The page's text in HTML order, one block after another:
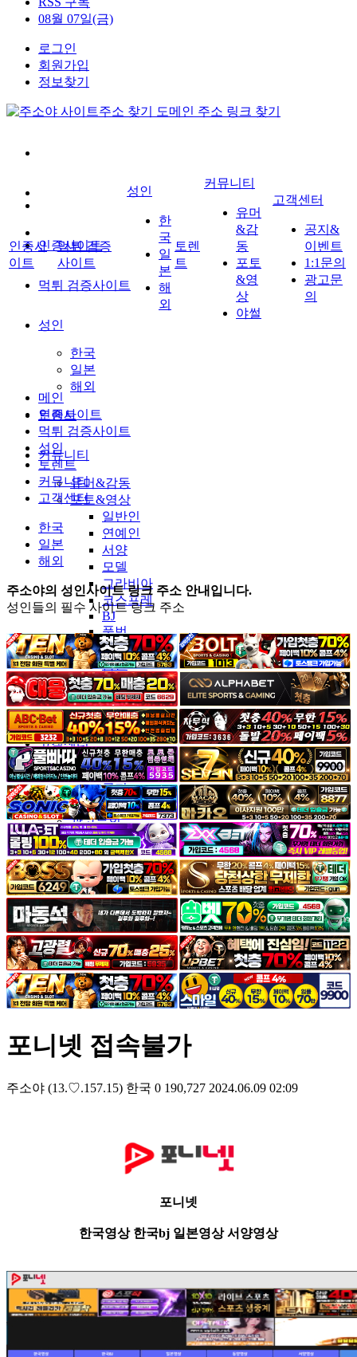
08월 07일(금)
로그인
회원가입
정보찾기
인증사이트
먹튀 검증사이트
성인
한국
일본
해외
토렌트
커뮤니티
유머&감동
포토&영상
일반인
연예인
서양
모델
그라비아
코스프레
BJ
품번
후방주의
움짤
스포츠
기타
야썰
고객센터
공지&이벤트
공지
1:1문의
광고문의
인증사
이트
먹튀 검증
사이트
성인
한
국
일
본
해
외
토렌
트
커뮤니티
유머
&감
동
포토
&영
상
야썰
고객센터
공지&
이벤트
1:1문의
광고문
의
메인
인증사이트
먹튀 검증사이트
성인
토렌트
커뮤니티
고객센터
한국
일본
해외
주소야의 성인사이트 링크 주소 안내입니다.
성인들의 필수 사이트 링크 주소
포니넷 접속불가
주소야 (13.♡.157.15) 한국 0 190,727 2024.06.09 02:09
포니넷
한국영상 한국bj 일본영상 서양영상